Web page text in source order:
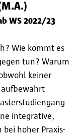
WS 2022/23
Wie kommt es
tun? Warum
keiner
aufbewahrt
integrative,
hoher Praxis-